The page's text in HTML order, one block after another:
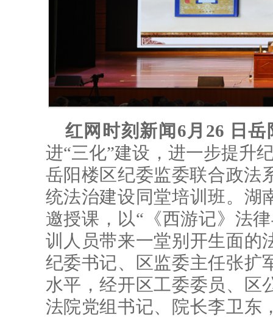
红网时刻新闻6月26 日岳
进“三化”建设，进一步提升
岳阳楼区纪委监委联合政法
统法治建设同堂培训班。湖
邀授课，以“《西游记》法
训人员带来一堂别开生面的
纪委书记、区监委主任张扩
水平，经开区工委委员、区
法院党组书记、院长李卫东